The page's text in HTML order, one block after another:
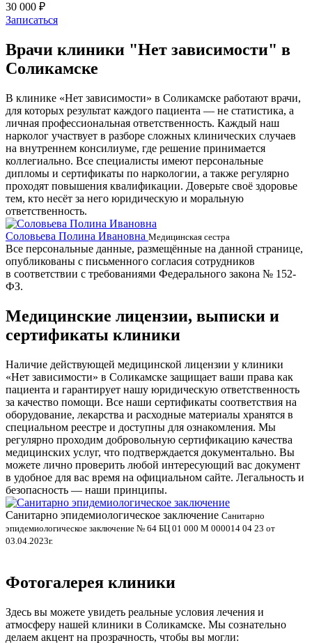
30 000 ₽
Записаться
Врачи клиники "Нет зависимости" в
Соликамске
В клинике «Нет зависимости» в Соликамске работают врачи,
для которых результат каждого пациента — не статистика, а
личная профессиональная ответственность. Каждый наш
нарколог участвует в разборе сложных клинических случаев
на внутреннем консилиуме, где решение принимается
коллегиально. Все специалисты имеют персональные
дипломы и сертификаты по наркологии, а также регулярно
проходят повышения квалификации. Доверьте своё здоровье
тем, кто несёт за него юридическую и моральную
ответственность.
Соловьева Полина Ивановна Медицинская сестра
Все персональные данные, размещённые на данной странице,
опубликованы с письменного согласия сотрудников
в соответствии с требованиями Федерального закона № 152-
ФЗ.
Медицинские лицензии, выписки и
сертификаты клиники
Наличие действующей медицинской лицензии у клиники
«Нет зависимости» в Соликамске защищает ваши права как
пациента и гарантирует нашу юридическую ответственность
за качество помощи. Все наши сертификаты соответствия на
оборудование, лекарства и расходные материалы хранятся в
специальном реестре и доступны для ознакомления. Мы
регулярно проходим добровольную сертификацию качества
медицинских услуг, что подтверждается документально. Вы
можете лично проверить любой интересующий вас документ
в удобное для вас время на официальном сайте. Легальность и
безопасность — наши принципы.
Санитарно эпидемиологическое заключение Санитарно
эпидемиологическое заключение № 64 БЦ 01 000 М 000014 04 23 от
03.04.2023г.
Фотогалерея клиники
Здесь вы можете увидеть реальные условия лечения и
атмосферу нашей клиники в Соликамске. Мы сознательно
делаем акцент на прозрачность, чтобы вы могли: